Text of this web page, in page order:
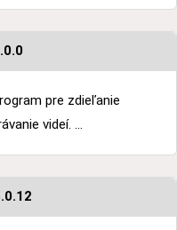
pre zdieľanie
videí. ...